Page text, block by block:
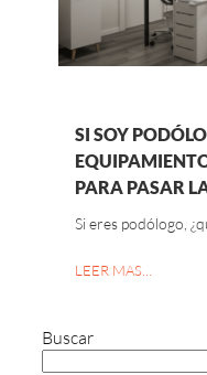
SI SOY
PARA PASAR
Si eres podólogo,
LEER MAS…
Buscar